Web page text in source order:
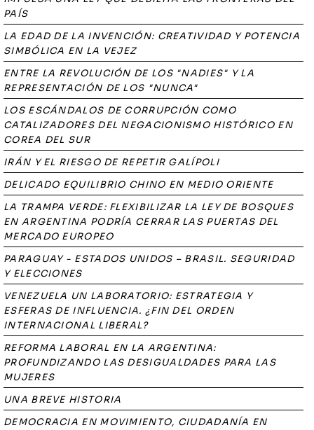
PAÍS
LA EDAD DE LA INVENCIÓN: CREATIVIDAD Y POTENCIA
SIMBÓLICA EN LA VEJEZ
ENTRE LA REVOLUCIÓN DE LOS "NADIES" Y LA
REPRESENTACIÓN DE LOS "NUNCA"
LOS ESCÁNDALOS DE CORRUPCIÓN COMO
CATALIZADORES DEL NEGACIONISMO HISTÓRICO EN
COREA DEL SUR
IRÁN Y EL RIESGO DE REPETIR GALÍPOLI
DELICADO EQUILIBRIO CHINO EN MEDIO ORIENTE
LA TRAMPA VERDE: FLEXIBILIZAR LA LEY DE BOSQUES
EN ARGENTINA PODRÍA CERRAR LAS PUERTAS DEL
MERCADO EUROPEO
PARAGUAY - ESTADOS UNIDOS – BRASIL. SEGURIDAD
Y ELECCIONES
VENEZUELA UN LABORATORIO: ESTRATEGIA Y
ESFERAS DE INFLUENCIA. ¿FIN DEL ORDEN
INTERNACIONAL LIBERAL?
REFORMA LABORAL EN LA ARGENTINA:
PROFUNDIZANDO LAS DESIGUALDADES PARA LAS
MUJERES
UNA BREVE HISTORIA
DEMOCRACIA EN MOVIMIENTO, CIUDADANÍA EN